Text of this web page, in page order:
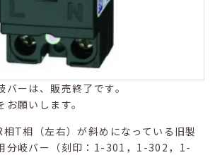
ーは、販売終了です。
願いします。
T相（左右）が斜めになっている旧製
分岐バー（刻印：1-301，1-302，1-